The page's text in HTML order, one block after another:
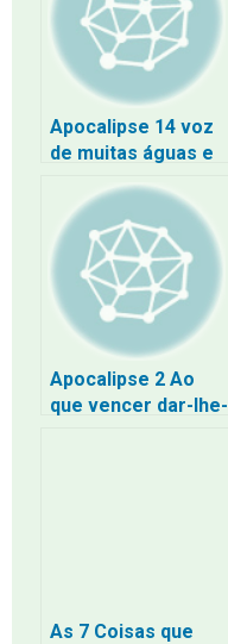
Apocalipse 14 voz
de muitas águas e
grande trovão e a
voz
Apocalipse 2 Ao
que vencer dar-lhe-
As 7 Coisas que